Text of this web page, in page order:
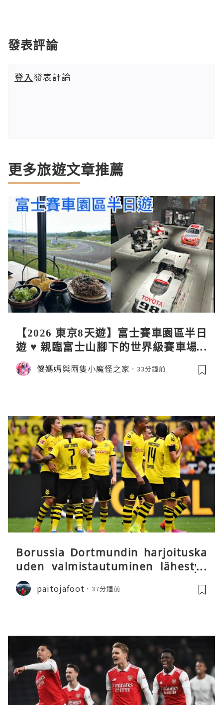
發表評論
登入發表評論
更多旅遊文章推薦
【2026 東京8天遊】富士賽車園區半日
遊 ♥ 親臨富士山腳下的世界級賽車場 F
uji SpeedWay。參觀富士賽車博物
館。到觀景餐廳邊觀賞賽車邊嘆午餐
儍媽媽與兩隻小魔怪之家 33分鐘前
Borussia Dortmundin harjoituska
uden valmistautuminen lähestyy
päätöstään
paitojafoot 37分鐘前